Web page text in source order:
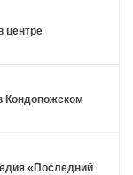
центре
Кондопожском
«Последний